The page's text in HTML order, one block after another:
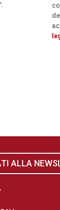
ALLA